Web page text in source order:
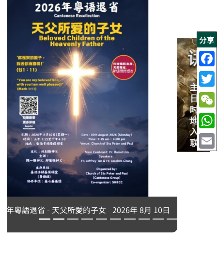
分享
永生中有我吗？刘志坚神父主讲 2026年 8月 10日